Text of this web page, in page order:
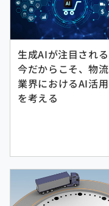
生成AIが注目される
今だからこそ、物流
業界におけるAI活用
を考える